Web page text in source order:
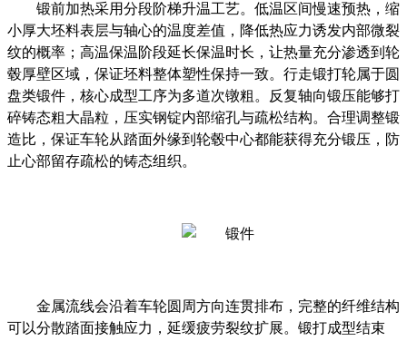
锻前加热采用分段阶梯升温工艺。低温区间慢速预热，缩
小厚大坯料表层与轴心的温度差值，降低热应力诱发内部微裂
纹的概率；高温保温阶段延长保温时长，让热量充分渗透到轮
毂厚壁区域，保证坯料整体塑性保持一致。行走锻打轮属于圆
盘类锻件，核心成型工序为多道次镦粗。反复轴向锻压能够打
碎铸态粗大晶粒，压实钢锭内部缩孔与疏松结构。合理调整锻
造比，保证车轮从踏面外缘到轮毂中心都能获得充分锻压，防
止心部留存疏松的铸态组织。
金属流线会沿着车轮圆周方向连贯排布，完整的纤维结构
可以分散踏面接触应力，延缓疲劳裂纹扩展。锻打成型结束